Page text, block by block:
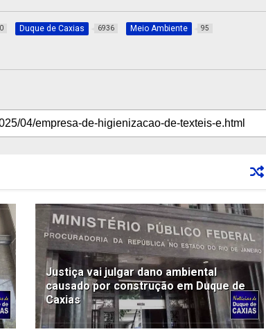
Duque de Caxias 6936 Meio Ambiente 95
Justiça vai julgar dano ambiental
causado por construção em Duque de
Caxias